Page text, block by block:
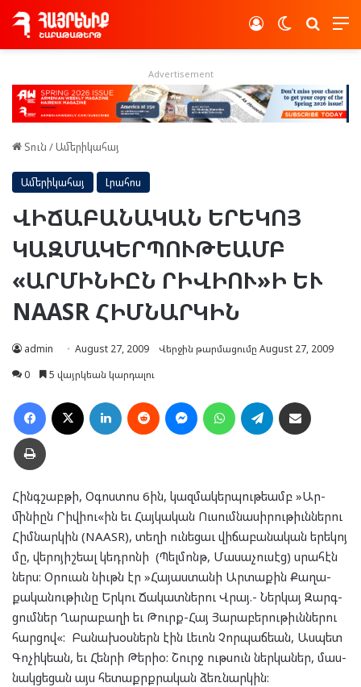
Switch skin
Log In
Advertisement
Տուն /Ամերիկահայ
Ամերիկահայ Լրահոս
ՎԻՃԱԲԱՆԱԿԱՆ ԵՐԵԿՈՅ
ԿԱԶՄԱԿԵՐՊՈՒԹԵԱՄԲ
«ԱՐՄԻՆԻԸՆ ՐԻՎԻՈՒ»Ի ԵՒ
NAASR ՀԻՄՆԱՐԿԻՆ
admin August 27, 2009
Վերջին թարմացումը August 27, 2009
0
5 վայրկեան կարդալու
Facebook LinkedIn Reddit MessengerWhatsAppTelegram
Տպել
Հինգ­շաբ­թի, Օգոս­տոս 6ին, կազ­մա­կեր­պու­թեամբ »Ար­
մինի­ըն Րի­վիու«ին եւ Հայ­կա­կան Ու­սում­նա­սի­րու­թիւն­նե­րու
Հիմ­նար­կին (NAASR), տե­ղի ու­նե­ցաւ վի­ճա­բա­նա­կան երե­կոյ
մը, վե­րո­յիշ­եալ կեդրո­նի (Պել­մոնթ, Մա­սա­չու­սէց) սրա­հէն
ներս: Օր­ուան նիւթն էր »Հա­յաս­տա­նի Ար­տա­քին Քա­ղա­
քա­կա­նու­թիւնը Եր­կու Ճա­կատ­նե­րու Վրայ.- Ներ­կայ Զարգ­
ցում­ներ Ղա­րա­բա­ղի եւ Թուրք-Հայ Յա­րա­բե­րու­թիւն­նե­րու
հարցով«: Բա­նա­խօս­ներն էին Լե­ւոն Չոր­պաճ­եան, Աս­պետ
Գո­չիկ­եան, եւ Հեն­րի Թերիօ: Շուրջ ութ­սուն ներ­կա­ներ, մաս­
նակ­ցե­ցան այս հե­տաքրք­րա­կան ձեռ­նար­կին: